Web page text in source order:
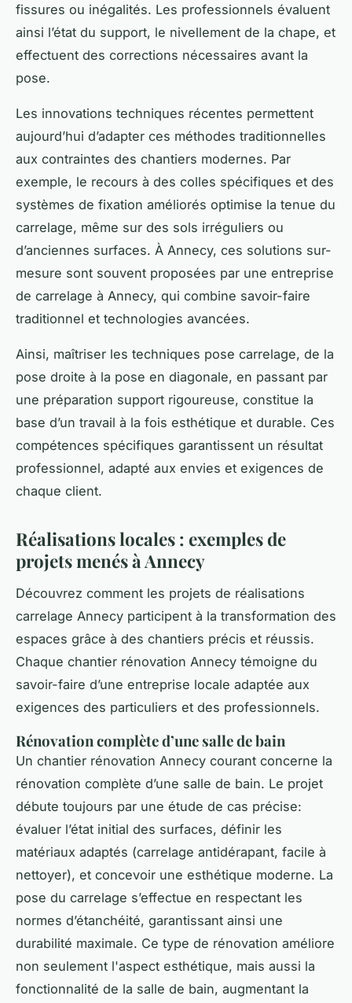
fissures ou inégalités. Les professionnels évaluent
ainsi l’état du support, le nivellement de la chape, et
effectuent des corrections nécessaires avant la
pose.
Les innovations techniques récentes permettent
aujourd’hui d’adapter ces méthodes traditionnelles
aux contraintes des chantiers modernes. Par
exemple, le recours à des colles spécifiques et des
systèmes de fixation améliorés optimise la tenue du
carrelage, même sur des sols irréguliers ou
d’anciennes surfaces. À Annecy, ces solutions sur-
mesure sont souvent proposées par une entreprise
de carrelage à Annecy, qui combine savoir-faire
traditionnel et technologies avancées.
Ainsi, maîtriser les techniques pose carrelage, de la
pose droite à la pose en diagonale, en passant par
une préparation support rigoureuse, constitue la
base d’un travail à la fois esthétique et durable. Ces
compétences spécifiques garantissent un résultat
professionnel, adapté aux envies et exigences de
chaque client.
Réalisations locales : exemples de
projets menés à Annecy
Découvrez comment les projets de réalisations
carrelage Annecy participent à la transformation des
espaces grâce à des chantiers précis et réussis.
Chaque chantier rénovation Annecy témoigne du
savoir-faire d’une entreprise locale adaptée aux
exigences des particuliers et des professionnels.
Rénovation complète d’une salle de bain
Un chantier rénovation Annecy courant concerne la
rénovation complète d’une salle de bain. Le projet
débute toujours par une étude de cas précise:
évaluer l’état initial des surfaces, définir les
matériaux adaptés (carrelage antidérapant, facile à
nettoyer), et concevoir une esthétique moderne. La
pose du carrelage s’effectue en respectant les
normes d’étanchéité, garantissant ainsi une
durabilité maximale. Ce type de rénovation améliore
non seulement l'aspect esthétique, mais aussi la
fonctionnalité de la salle de bain, augmentant la